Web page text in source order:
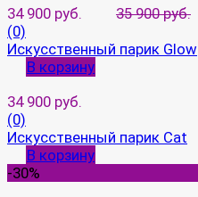
34 900 руб.
35 900 руб.
(0)
Искусственный парик Glow
В корзину
34 900 руб.
(0)
Искусственный парик Cat
В корзину
-30%